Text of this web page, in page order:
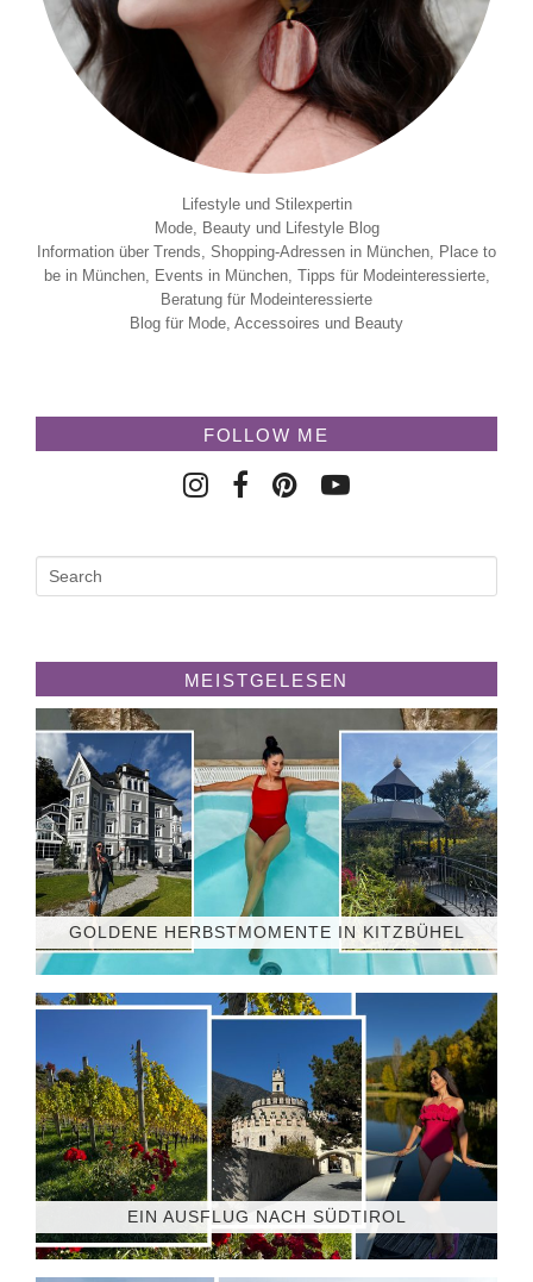
Lifestyle und Stilexpertin
Mode, Beauty und Lifestyle Blog
Information über Trends, Shopping-Adressen in München, Place to
be in München, Events in München, Tipps für Modeinteressierte,
Beratung für Modeinteressierte
Blog für Mode, Accessoires und Beauty
FOLLOW ME
MEISTGELESEN
GOLDENE HERBSTMOMENTE IN KITZBÜHEL
EIN AUSFLUG NACH SÜDTIROL